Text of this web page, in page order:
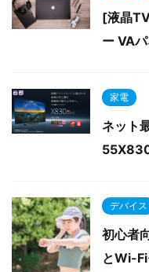
[液晶
ー VA
家電
ネット
デバイス
初心者
とWi-